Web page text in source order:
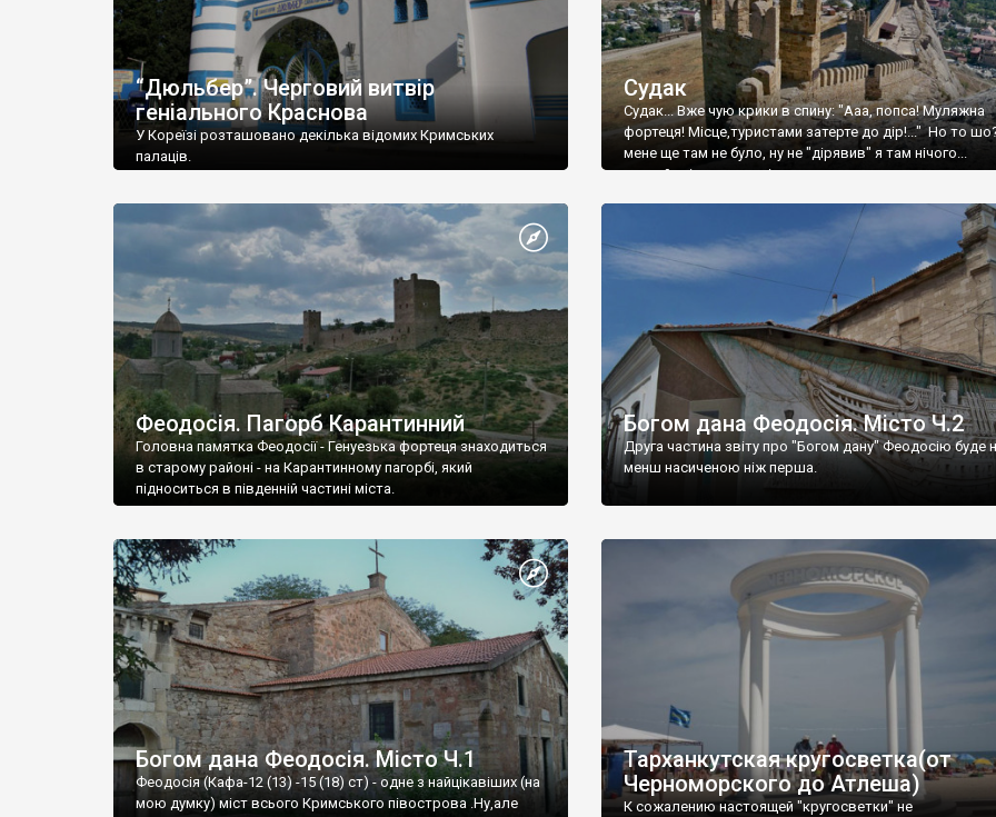
“Дюльбер”. Черговий витвір
геніального Краснова
У Кореїзі розташовано декілька відомих Кримських
палаців.
Судак
Судак... Вже чую крики в спину: "Ааа, попса! Муляжна
фортеця! Місце,туристами затерте до дір!..." Но то
мене ще там не було, ну не "дірявив" я там нічого...
принаймні до цього літа.
Феодосія. Пагорб Карантинний
Головна памятка Феодосії - Генуезька фортеця знаходиться
в старому районі - на Карантинному пагорбі, який
підноситься в південній частині міста.
Богом дана Феодосія. Місто Ч.2
Друга частина звіту про "Богом дану" Феодосію буде
менш насиченою ніж перша.
Богом дана Феодосія. Місто Ч.1
Феодосія (Кафа-12 (13) -15 (18) ст) - одне з найцікавіших (на
мою думку) міст всього Кримського півострова .Ну,але
Тарханкутская кругосветка(от
Черноморского до Атлеша)
К сожалению настоящей "кругосветки" не